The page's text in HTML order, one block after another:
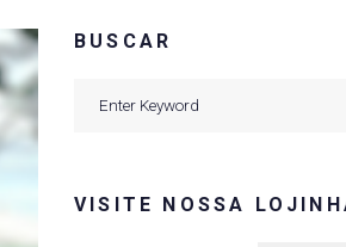
BUSCAR
VISITE NOSSA